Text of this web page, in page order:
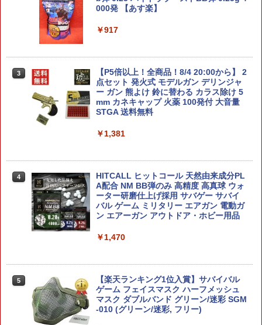
￥488
ット）
￥848
バンダイスピリッツ 05 30MM bEXMー1
バンダイスピリッツ 30MM EXM76 eEX
￥2,300
￥2,380
2026年11月予約 ガチャ【スター・ウォ
￥2,480
BUSHIROAD THE BOX テレタビーズ
OX】
000発 【あす楽】
￥917
3
【P5倍以上！全商品！8/4 20:00から】 2
点セット 発火式 モデルガン デリンジャ
ー ガン 熊よけ 鈴に替わる カラス除け 5
mm カネキャップ 火薬 100発付 大音量
STGA 送料無料
￥1,381
4
HITCALL ヒットコール 天然由来成分PL
A配合 NM BB弾のみ 高精度 高真球 ウォ
ーター研磨仕上げ採用 サバゲー サバイ
バル ゲーム ミリタリー エアガン 電動ガ
ン エアーガン アウトドア・ホビー用品
￥1,470
5
【楽天ランキング1位入賞】サバイバル
ゲーム フェイスマスク ハーフメッシュ
マスク ダブルバンド グリーン/迷彩 SGM
-010 (グリーン/迷彩, フリー)